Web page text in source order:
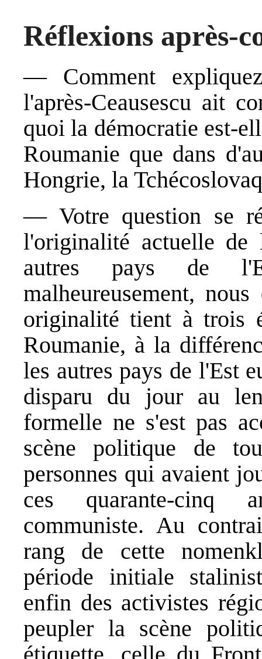
Réflexions après-
— Comment
l'après-Ceausescu ait
quoi la démocratie est-
Roumanie que dans
Hongrie, la
— Votre question se
l'originalité actuelle de
autres pays de
malheureusement,
originalité tient à trois
Roumanie, à la
les autres pays de l'Est
disparu du jour au
formelle ne s'est pas
scène politique de
personnes qui avaient
ces quarante-cinq
communiste. Au
rang de cette
période initiale
enfin des activistes
peupler la scène